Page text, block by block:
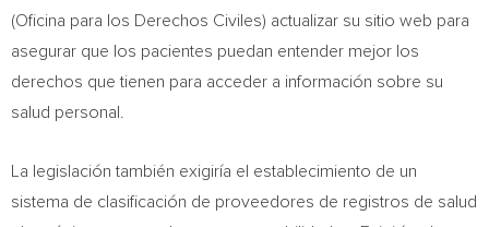
(Oficina para los Derechos Civiles) actualizar su sitio web para
asegurar que los pacientes puedan entender mejor los
derechos que tienen para acceder a información sobre su
salud personal.
La legislación también exigiría el establecimiento de un
sistema de clasificación de proveedores de registros de salud